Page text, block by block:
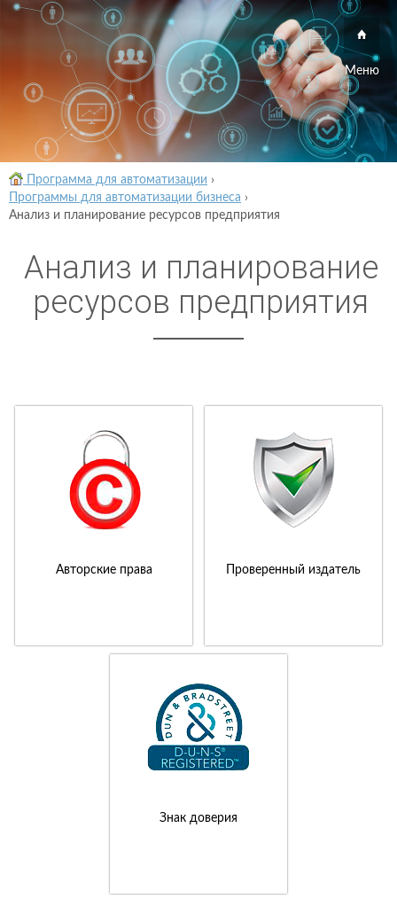
Меню
Программа для автоматизации ›
Программы для автоматизации бизнеса ›
Анализ и планирование ресурсов предприятия
Анализ и планирование
ресурсов предприятия
Авторские права Проверенный издатель
Знак доверия